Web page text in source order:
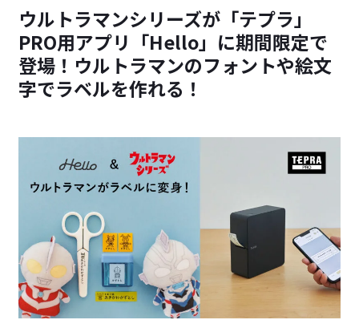
ウルトラマンシリーズが「テプラ」
PRO用アプリ「Hello」に期間限定で
登場！ウルトラマンのフォントや絵文
字でラベルを作れる！